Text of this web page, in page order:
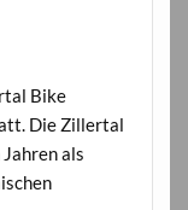
Bike
Die Zillertal
als